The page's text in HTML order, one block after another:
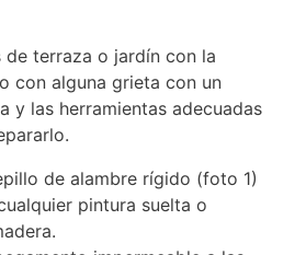
de terraza o jardín con la
con alguna grieta con un
y las herramientas adecuadas
de alambre rígido (foto 1)
pintura suelta o